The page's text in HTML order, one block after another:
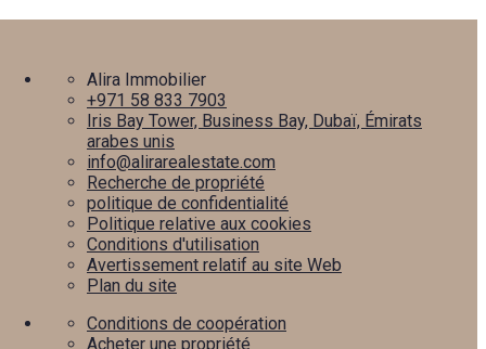
Alira Immobilier
+971 58 833 7903
Iris Bay Tower, Business Bay, Dubaï, Émirats
arabes unis
info@alirarealestate.com
Recherche de propriété
politique de confidentialité
Politique relative aux cookies
Conditions d'utilisation
Avertissement relatif au site Web
Plan du site
Conditions de coopération
Acheter une propriété